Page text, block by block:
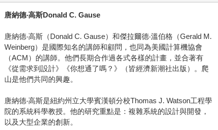
唐納德‧高斯Donald C. Gause
唐納德‧高斯（Donald C. Gause）和傑拉爾德‧溫伯格（Gerald M.
Weinberg）是國際知名的講師和顧問，也同為美國計算機協會
（ACM）的講師。他們長期合作過各式各樣的計畫，並合著有
《從需求到設計》《你想通了嗎？》（皆經濟新潮社出版）。爬
山是他們共同的興趣。
唐納德‧高斯是紐約州立大學賓漢頓分校Thomas J. Watson工程學
院的系統科學教授。他的研究重點是：複雜系統的設計與開發，
以及大型企業的創新。